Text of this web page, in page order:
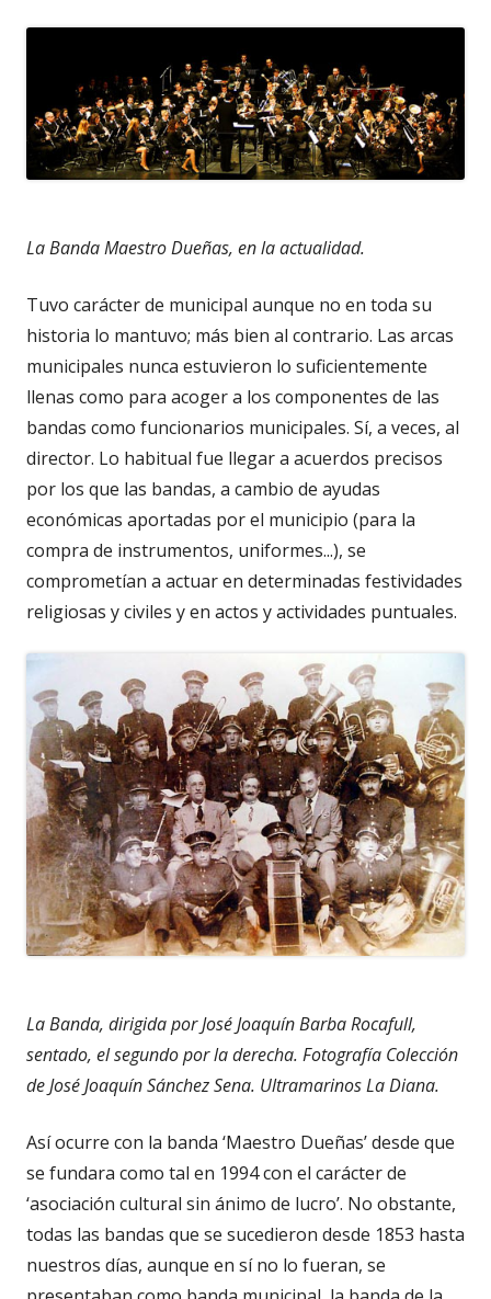
La Banda Maestro Dueñas, en la actualidad.
Tuvo carácter de municipal aunque no en toda su
historia lo mantuvo; más bien al contrario. Las arcas
municipales nunca estuvieron lo suficientemente
llenas como para acoger a los componentes de las
bandas como funcionarios municipales. Sí, a veces, al
director. Lo habitual fue llegar a acuerdos precisos
por los que las bandas, a cambio de ayudas
económicas aportadas por el municipio (para la
compra de instrumentos, uniformes...), se
comprometían a actuar en determinadas festividades
religiosas y civiles y en actos y actividades puntuales.
La Banda, dirigida por José Joaquín Barba Rocafull,
sentado, el segundo por la derecha. Fotografía Colección
de José Joaquín Sánchez Sena. Ultramarinos La Diana.
Así ocurre con la banda ‘Maestro Dueñas’ desde que
se fundara como tal en 1994 con el carácter de
‘asociación cultural sin ánimo de lucro’. No obstante,
todas las bandas que se sucedieron desde 1853 hasta
nuestros días, aunque en sí no lo fueran, se